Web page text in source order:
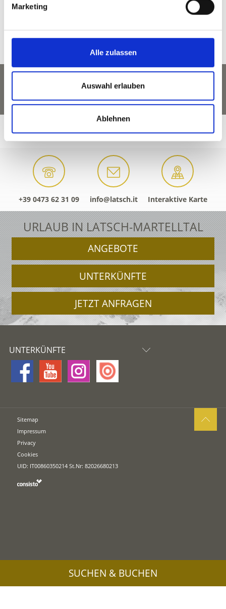
Marketing
Alle zulassen
Auswahl erlauben
Ablehnen
Ja
+39 0473 62 31 09 info@latsch.it Interaktive Karte
URLAUB IN LATSCH-MARTELLTAL
ANGEBOTE
UNTERKÜNFTE
JETZT ANFRAGEN
UNTERKÜNFTE
Sitemap
Impressum
Privacy
Cookies
UID: IT00860350214 St.Nr: 82026680213
SUCHEN & BUCHEN